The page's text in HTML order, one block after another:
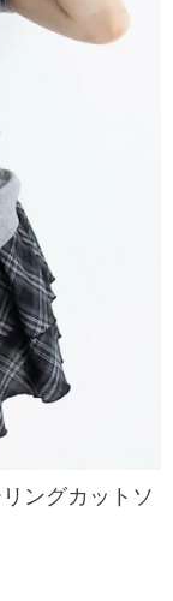
ングカットソ